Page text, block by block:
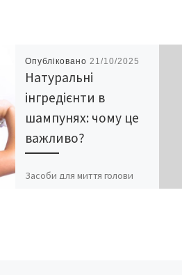
Опубліковано 21/10/2025
Натуральні
інгредієнти в
шампунях: чому це
важливо?
Засоби для миття голови